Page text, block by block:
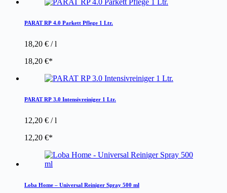
PARAT RP 4.0 Parkett Pflege 1 Ltr.
18,20 € /l
18,20 €
PARAT RP 3.0 Intensivreiniger 1 Ltr.
12,20 € /l
12,20 €
Loba Home – Universal Reiniger Spray 500 ml